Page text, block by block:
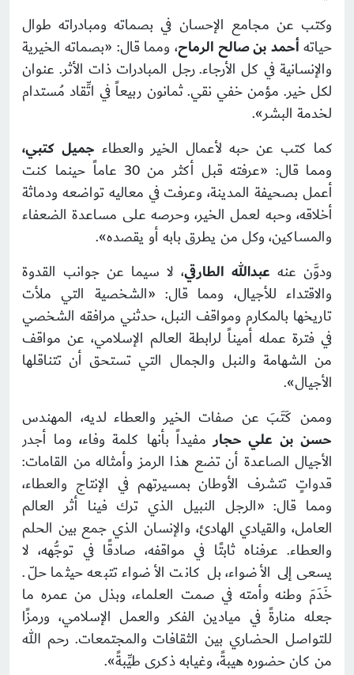
وكتب عن مجامع الإحسان في بصماته ومبادراته طوال
حياتهأحمد بن صالح الرماح، ومما قال: «بصماته الخيرية
والإنسانية في كل الأرجاء. رجل المبادرات ذات الأثر. عنوان
لكل خير. مؤمن خفي نقي. ثمانون ربيعاً في اتِّقاد مُستدام
لخدمة البشر».
كما كتب عن حبه لأعمال الخير والعطاء جميل كتبي،
ومما قال: «عرفته قبل أكثر من 30 عاماً حينما كنت
أعمل بصحيفة المدينة، وعرفت في معاليه تواضعه ودماثة
أخلاقه، وحبه لعمل الخير، وحرصه على مساعدة الضعفاء
والمساكين، وكل من يطرق بابه أو يقصده».
ودوَّن عنه عبدالله الطارقي، لا سيما عن جوانب القدوة
والاقتداء للأجيال، ومما قال: «الشخصية التي ملأت
تاريخها بالمكارم ومواقف النبل، حدثني مرافقه الشخصي
في فترة عمله أميناً لرابطة العالم الإسلامي، عن مواقف
من الشهامة والنبل والجمال التي تستحق أن تتناقلها
الأجيال».
وممن كَتَبَ عن صفات الخير والعطاء لديه، المهندس
حسن بن علي حجار مفيداً بأنها كلمة وفاء، وما أجدر
الأجيال الصاعدة أن تضع هذا الرمز وأمثاله من القامات:
قدواتٍ تتشرف الأوطان بمسيرتهم في الإنتاج والعطاء،
ومما قال: «الرجل النبيل الذي ترك فينا أثر العالم
العامل، والقيادي الهادئ، والإنسان الذي جمع بين الحلم
والعطاء. عرفناه ثابتًا في مواقفه، صادقًا في توجُّهه، لا
يسعى إلى الأضواء، بل كانت الأضواء تتبعه حيثما حلّ.
خَدَمَ وطنه وأمته في صمت العلماء، وبذل من عمره ما
جعله منارةً في ميادين الفكر والعمل الإسلامي، ورمزًا
للتواصل الحضاري بين الثقافات والمجتمعات. رحم الله
من كان حضوره هيبةً، وغيابه ذكرى طيِّبةً».